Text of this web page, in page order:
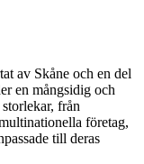
av Skåne och en del
en mångsidig och
från
företag,
till deras